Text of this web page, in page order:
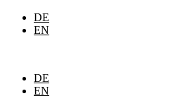
DE
EN
DE
EN